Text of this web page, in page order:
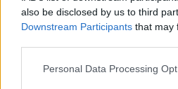
also be disclosed by us to third
Downstream Participants that may
Personal Data Processing
behandlar om dig. De åtgärder
utformade för att tillhandahålla